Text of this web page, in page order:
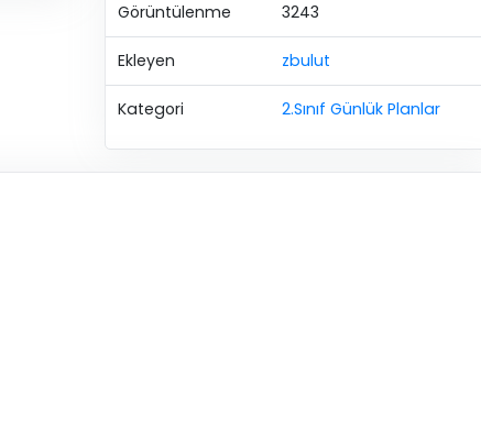
Görüntülenme 3243
Ekleyen zbulut
Kategori 2.Sınıf Günlük Planlar